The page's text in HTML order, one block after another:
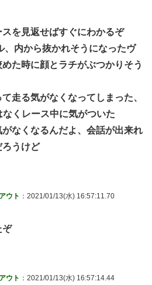
を見返せばすぐにわかるぞ
、内から抜かれそうになったヴ
た時に顔とラチがぶつかりそう
走る気がなくなってしまった、
くレース中に気がついた
なくなるんだよ、会話が出来れ
ろうけど
ウト ：2021/01/13(水) 16:57:11.70
ぞ
ウト ：2021/01/13(水) 16:57:14.44